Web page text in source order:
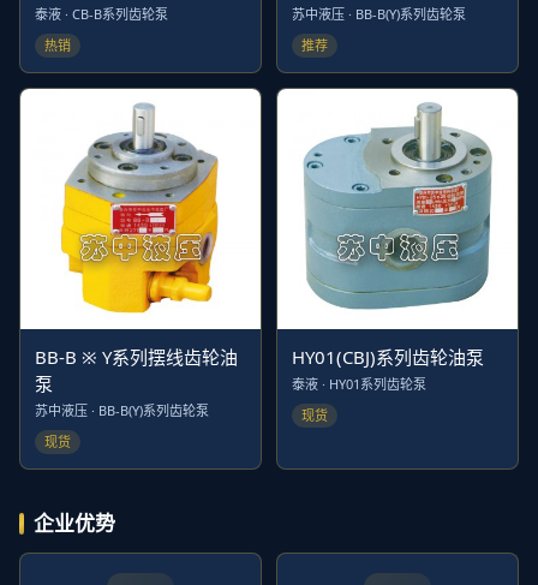
泰液 · CB-B系列齿轮泵
热销
苏中液压 · BB-B(Y)系列齿轮泵
推荐
BB-B ※ Y系列摆线齿轮油
泵
苏中液压 · BB-B(Y)系列齿轮泵
现货
HY01(CBJ)系列齿轮油泵
泰液 · HY01系列齿轮泵
现货
企业优势